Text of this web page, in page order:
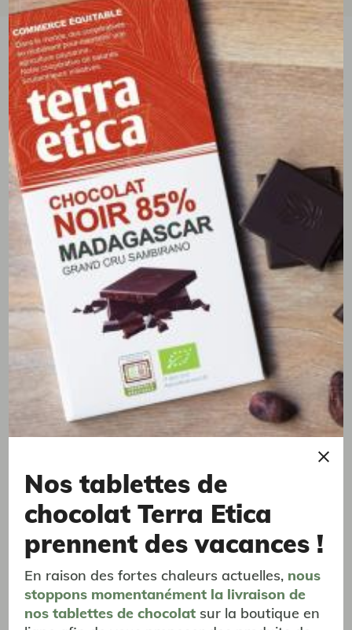
vous aimerez aussi...
Pour Over Kit V60 - Hario®
Cafés vifs et aromatiques
1 à 4 tasses
24,90 €
Nos tablettes de
chocolat Terra Etica
prennent des vacances !
En raison des fortes chaleurs actuelles, nous
stoppons momentanément la livraison de
nos tablettes de chocolat sur la boutique en